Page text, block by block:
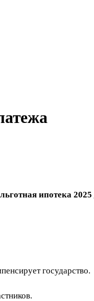
льготная ипотека 2025
государство.